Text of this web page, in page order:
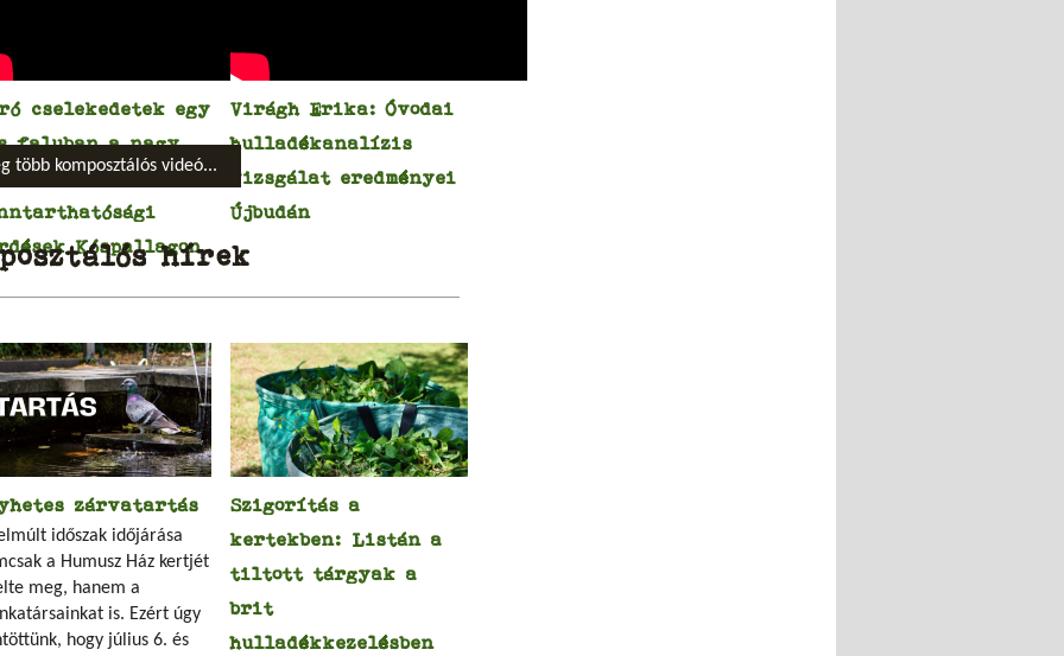
cselekedetek egy
faluban a nagy
–
Kóspallagon
Virágh Erika: Óvodai
hulladékanalízis
vizsgálat eredményei
Újbudán
több komposztálós videó...
hírek
zárvatartás
időszak időjárása
a Humusz Ház kertjét
meg, hanem a
is. Ezért úgy
hogy július 6. és
Szigorítás a
kertekben: Listán a
tiltott tárgyak a
brit
hulladékkezelésben